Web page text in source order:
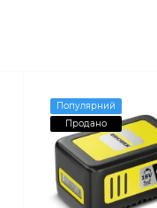
Популярний
Продано